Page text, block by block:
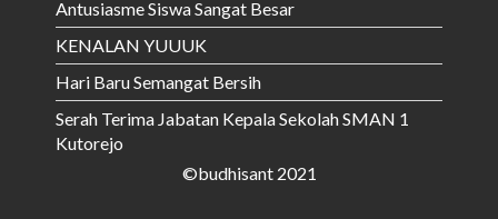
Antusiasme Siswa Sangat Besar
KENALAN YUUUK
Hari Baru Semangat Bersih
Serah Terima Jabatan Kepala Sekolah SMAN 1
Kutorejo
©budhisant 2021